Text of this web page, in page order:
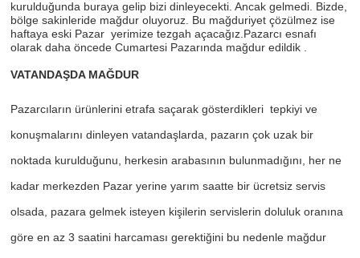
kurulduğunda buraya gelip bizi dinleyecekti. Ancak gelmedi. Bizde,
bölge sakinleride mağdur oluyoruz. Bu mağduriyet çözülmez ise
haftaya eski Pazar yerimize tezgah açacağız.Pazarcı esnafı
olarak daha öncede Cumartesi Pazarında mağdur edildik .
VATANDAŞDA MAĞDUR
Pazarcıların ürünlerini etrafa saçarak gösterdikleri tepkiyi ve
konuşmalarını dinleyen vatandaşlarda, pazarın çok uzak bir
noktada kurulduğunu, herkesin arabasının bulunmadığını, her ne
kadar merkezden Pazar yerine yarım saatte bir ücretsiz servis
olsada, pazara gelmek isteyen kişilerin servislerin doluluk oranına
göre en az 3 saatini harcaması gerektiğini bu nedenle mağdur